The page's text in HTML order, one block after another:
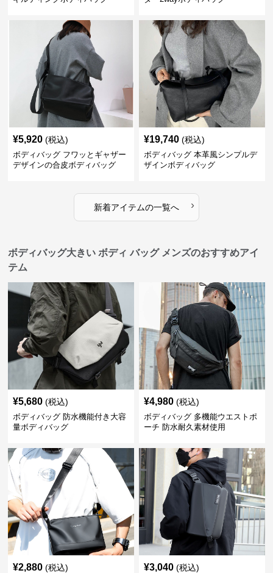
¥5,920 (税込)
ボディバッグ フワッとギャザー
デザインの合皮ボディバッグ
¥19,740 (税込)
ボディバッグ 本革風シンプルデ
ザインボディバッグ
新着アイテムの一覧へ ›
ボディバッグ大きい ボディ バッグ メンズのおすすめアイ
テム
¥5,680 (税込)
ボディバッグ 防水機能付き大容
量ボディバッグ
¥4,980 (税込)
ボディバッグ 多機能ウエストポ
ーチ 防水耐久素材使用
¥2,880 (税込) ¥3,040 (税込)